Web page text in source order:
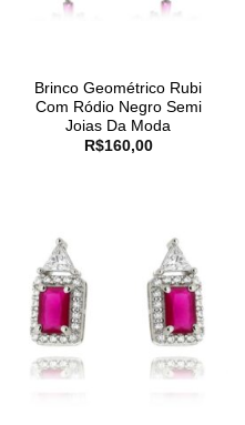
Brinco Geométrico Rubi
Com Ródio Negro Semi
Joias Da Moda
R$160,00